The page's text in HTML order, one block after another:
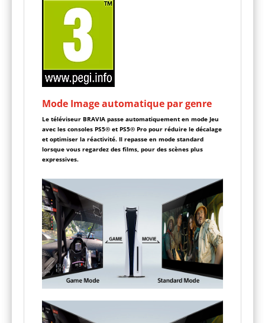
Mode Image automatique par genre
Le téléviseur BRAVIA passe automatiquement en mode Jeu
avec les consoles PS5® et PS5® Pro pour réduire le décalage
et optimiser la réactivité. Il repasse en mode standard
lorsque vous regardez des films, pour des scènes plus
expressives.